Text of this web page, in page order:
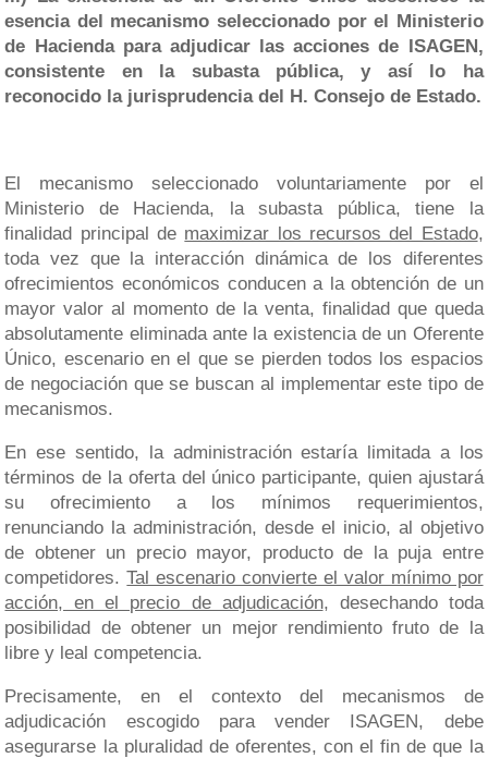
esencia del mecanismo seleccionado por el Ministerio
de Hacienda para adjudicar las acciones de ISAGEN,
consistente en la subasta pública, y así lo ha
reconocido la jurisprudencia del H. Consejo de Estado.
El mecanismo seleccionado voluntariamente por el
Ministerio de Hacienda, la subasta pública, tiene la
finalidad principal de maximizar los recursos del Estado,
toda vez que la interacción dinámica de los diferentes
ofrecimientos económicos conducen a la obtención de un
mayor valor al momento de la venta, finalidad que queda
absolutamente eliminada ante la existencia de un Oferente
Único, escenario en el que se pierden todos los espacios
de negociación que se buscan al implementar este tipo de
mecanismos.
En ese sentido, la administración estaría limitada a los
términos de la oferta del único participante, quien ajustará
su ofrecimiento a los mínimos requerimientos,
renunciando la administración, desde el inicio, al objetivo
de obtener un precio mayor, producto de la puja entre
competidores.Tal escenario convierte el valor mínimo por
acción, en el precio de adjudicación, desechando toda
posibilidad de obtener un mejor rendimiento fruto de la
libre y leal competencia.
Precisamente, en el contexto del mecanismos de
adjudicación escogido para vender ISAGEN, debe
asegurarse la pluralidad de oferentes, con el fin de que la